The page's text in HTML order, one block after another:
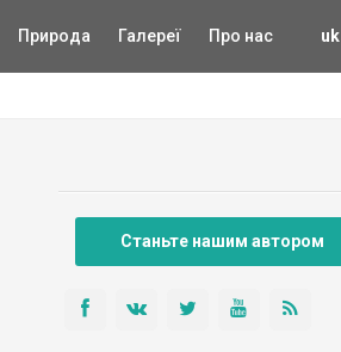
uk
Природа Галереї Про нас
Станьте нашим автором